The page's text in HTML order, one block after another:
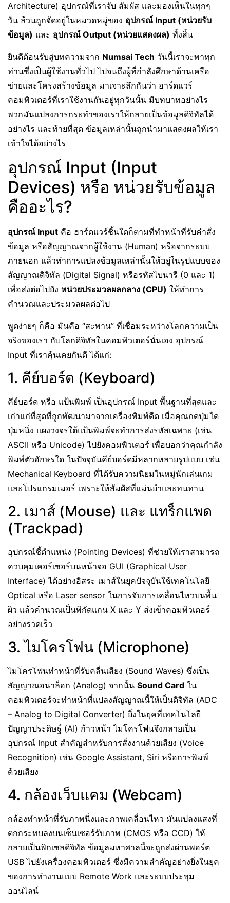
Architecture) อุปกรณ์ที่เราจับ สัมผัส และมองเห็นในทุกๆ
วัน ล้วนถูกจัดอยู่ในหมวดหมู่ของ อุปกรณ์ Input (หน่วยรับ
ข้อมูล) และ อุปกรณ์ Output (หน่วยแสดงผล) ทั้งสิ้น
ยินดีต้อนรับสู่บทความจาก Numsai Tech วันนี้เราจะพาทุก
ท่านซึ่งเป็นผู้ใช้งานทั่วไป ไปจนถึงผู้ที่กำลังศึกษาด้านเครือ
ข่ายและโครงสร้างข้อมูล มาเจาะลึกกันว่า ฮาร์ดแวร์
คอมพิวเตอร์ที่เราใช้งานกันอยู่ทุกวันนั้น มีบทบาทอย่างไร
พวกมันแปลงการกระทำของเราให้กลายเป็นข้อมูลดิจิทัลได้
อย่างไร และท้ายที่สุด ข้อมูลเหล่านั้นถูกนำมาแสดงผลให้เรา
เข้าใจได้อย่างไร
อุปกรณ์ Input (Input
Devices) หรือ หน่วยรับข้อมูล
คืออะไร?
อุปกรณ์ Input คือ ฮาร์ดแวร์ชิ้นใดก็ตามที่ทำหน้าที่รับคำสั่ง
ข้อมูล หรือสัญญาณจากผู้ใช้งาน (Human) หรือจากระบบ
ภายนอก แล้วทำการแปลงข้อมูลเหล่านั้นให้อยู่ในรูปแบบของ
สัญญาณดิจิทัล (Digital Signal) หรือรหัสไบนารี (0 และ 1)
เพื่อส่งต่อไปยัง หน่วยประมวลผลกลาง (CPU) ให้ทำการ
คำนวณและประมวลผลต่อไป
พูดง่ายๆ ก็คือ มันคือ “สะพาน” ที่เชื่อมระหว่างโลกความเป็น
จริงของเรา กับโลกดิจิทัลในคอมพิวเตอร์นั่นเอง อุปกรณ์
Input ที่เราคุ้นเคยกันดี ได้แก่:
1. คีย์บอร์ด (Keyboard)
คีย์บอร์ด หรือ แป้นพิมพ์ เป็นอุปกรณ์ Input พื้นฐานที่สุดและ
เก่าแก่ที่สุดที่ถูกพัฒนามาจากเครื่องพิมพ์ดีด เมื่อคุณกดปุ่มใด
ปุ่มหนึ่ง แผงวงจรใต้แป้นพิมพ์จะทำการส่งรหัสเฉพาะ (เช่น
ASCII หรือ Unicode) ไปยังคอมพิวเตอร์ เพื่อบอกว่าคุณกำลัง
พิมพ์ตัวอักษรใด ในปัจจุบันคีย์บอร์ดมีหลากหลายรูปแบบ เช่น
Mechanical Keyboard ที่ได้รับความนิยมในหมู่นักเล่นเกม
และโปรแกรมเมอร์ เพราะให้สัมผัสที่แม่นยำและทนทาน
2. เมาส์ (Mouse) และ แทร็กแพด
(Trackpad)
อุปกรณ์ชี้ตำแหน่ง (Pointing Devices) ที่ช่วยให้เราสามารถ
ควบคุมเคอร์เซอร์บนหน้าจอ GUI (Graphical User
Interface) ได้อย่างอิสระ เมาส์ในยุคปัจจุบันใช้เทคโนโลยี
Optical หรือ Laser sensor ในการจับการเคลื่อนไหวบนพื้น
ผิว แล้วคำนวณเป็นพิกัดแกน X และ Y ส่งเข้าคอมพิวเตอร์
อย่างรวดเร็ว
3. ไมโครโฟน (Microphone)
ไมโครโฟนทำหน้าที่รับคลื่นเสียง (Sound Waves) ซึ่งเป็น
สัญญาณอนาล็อก (Analog) จากนั้น Sound Card ใน
คอมพิวเตอร์จะทำหน้าที่แปลงสัญญาณนี้ให้เป็นดิจิทัล (ADC
– Analog to Digital Converter) ยิ่งในยุคที่เทคโนโลยี
ปัญญาประดิษฐ์ (AI) ก้าวหน้า ไมโครโฟนจึงกลายเป็น
อุปกรณ์ Input สำคัญสำหรับการสั่งงานด้วยเสียง (Voice
Recognition) เช่น Google Assistant, Siri หรือการพิมพ์
ด้วยเสียง
4. กล้องเว็บแคม (Webcam)
กล้องทำหน้าที่รับภาพนิ่งและภาพเคลื่อนไหว มันแปลงแสงที่
ตกกระทบลงบนเซ็นเซอร์รับภาพ (CMOS หรือ CCD) ให้
กลายเป็นพิกเซลดิจิทัล ข้อมูลมหาศาลนี้จะถูกส่งผ่านพอร์ต
USB ไปยังเครื่องคอมพิวเตอร์ ซึ่งมีความสำคัญอย่างยิ่งในยุค
ของการทำงานแบบ Remote Work และระบบประชุม
ออนไลน์